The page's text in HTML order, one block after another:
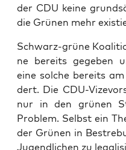
der CDU kei­ne
die Grü­nen mehr
Schwarz-grü­ne
ne bereits gege­ben
eine sol­che bereits
dert. Die CDU-
nur in den grü­nen
Pro­blem. Selbst ein
der Grü­nen in
Jugend­li­chen zu